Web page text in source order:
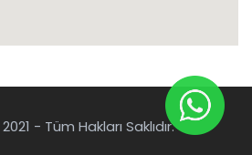
- Tüm Hakları Saklıdır.